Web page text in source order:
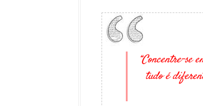
“Concentre-se
tudo é